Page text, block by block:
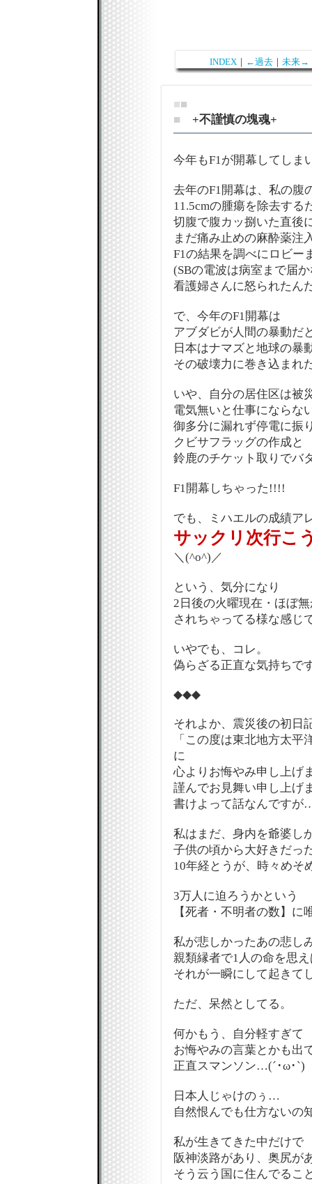
INDEX ｜ ←過去 ｜ 未来→
■■
■
+不謹慎の塊魂+
今年もF1が開幕してしま
去年のF1開幕は、私の腹
11.5cmの腫瘍を除去する
切腹で腹カッ捌いた直後
まだ痛み止めの麻酔薬注
F1の結果を調べにロビー
(SBの電波は病室まで届
看護婦さんに怒られたん
で、今年のF1開幕は
アブダビが人間の暴動だ
日本はナマズと地球の暴
その破壊力に巻き込まれ
いや、自分の居住区は被
電気無いと仕事にならな
御多分に漏れず停電に振
クビサフラッグの作成と
鈴鹿のチケット取りでバ
F1開幕しちゃった!!!!
でも、ミハエルの成績ア
サックリ次行こ
＼(^o^)／
という、気分になり
2日後の火曜現在・ほぼ
されちゃってる様な感じ
いやでも、コレ。
偽らざる正直な気持ちで
◆◆◆
それよか、震災後の初日
「この度は東北地方太
に
心よりお悔やみ申し上げ
謹んでお見舞い申し上げ
書けよって話なんですが
私はまだ、身内を爺婆し
子供の頃から大好きだっ
10年経とうが、時々め
3万人に迫ろうかという
【死者・不明者の数】に
私が悲しかったあの悲し
親類縁者で1人の命を思
それが一瞬にして起きて
ただ、呆然としてる。
何かもう、自分軽すぎて
お悔やみの言葉とかも出
正直スマンソン…(´･ω･`)
日本人じゃけのぅ…
自然恨んでも仕方ないの
私が生きてきた中だけで
阪神淡路があり、奥尻が
そう云う国に住んでるこ